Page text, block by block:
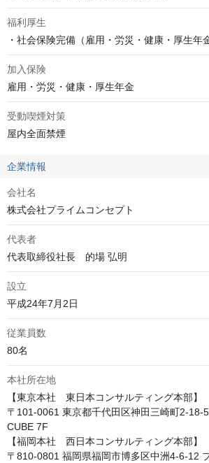
福利厚生
・社会保険完備（雇用・労災・健康・厚生年
加入保険
雇用・労災・健康・厚生年金
受動喫煙対策
屋内全面禁煙
企業情報
会社名
株式会社プライムコンセプト
代表者
代表取締役社長　的場 弘明
設立
平成24年7月2日
従業員数
80名
本社所在地
【東京本社　東日本コンサルティング本部】
〒101-0061 東京都千代田区神田三崎町2-18-
CUBE 7F
【福岡本社　西日本コンサルティング本部】
〒810-0801 福岡県福岡市博多区中洲4-6-12